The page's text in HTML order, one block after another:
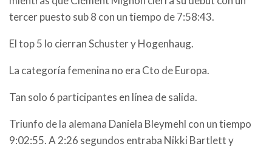
tercer puesto sub 8 con un tiempo de 7:58:43.
El top 5 lo cierran Schuster y Hogenhaug.
La categoría femenina no era Cto de Europa.
Tan solo 6 participantes en línea de salida.
Triunfo de la alemana Daniela Bleymehl con un tiempo
9:02:55. A 2:26 segundos entraba Nikki Bartlett y